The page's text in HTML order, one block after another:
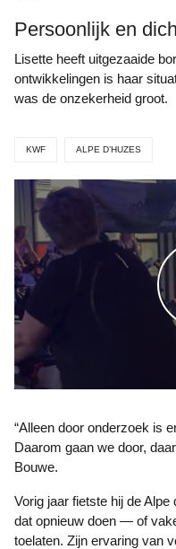
Persoonlijk en
Lisette heeft uitgezaaide borstkanker. Dankzij recente medische
ontwikkelingen is haar
was de onzekerheid groot.
KWF ALPE D’HUZES
“Alleen door onderzoek is er een behandeling die nu werkt.
Daarom gaan we door,
Bouwe.
Vorig jaar fietste hij de Alpe d’Huez drie keer op. Dit jaar wil hij
dat opnieuw doen — of
toelaten. Zijn ervaring van